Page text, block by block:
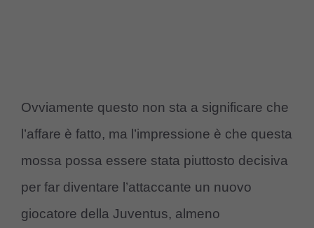
Ovviamente questo non sta a significare che
l’affare è fatto, ma l’impressione è che questa
mossa possa essere stata piuttosto decisiva
per far diventare l’attaccante un nuovo
giocatore della Juventus, almeno